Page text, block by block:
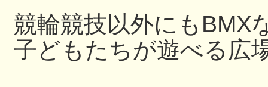
競輪競技以外にもBMX
子どもたちが遊べる広